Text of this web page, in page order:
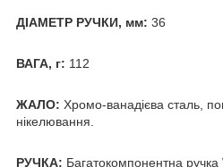
ДІАМЕТР РУЧКИ, мм: 36
ВАГА, г: 112
ЖАЛО: Хромо-ванадієва сталь,
нікелювання.
РУЧКА: Багатокомпонентна